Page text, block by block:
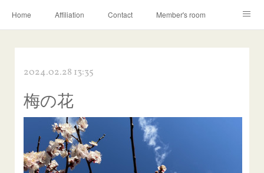
Home Affiliation Contact Member's room
2024.02.28 13:35
梅の花